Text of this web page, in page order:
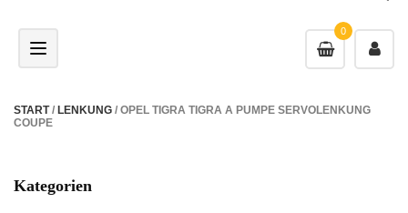
0
Toggle navigation
START/ LENKUNG / OPEL TIGRA TIGRA A PUMPE SERVOLENKUNG
COUPE
Kategorien